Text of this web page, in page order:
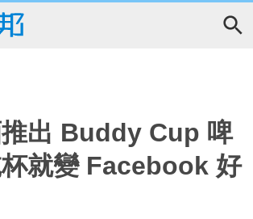
出 Buddy Cup 啤
就變 Facebook 好